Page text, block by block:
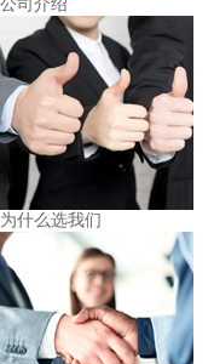
公司介绍
为什么选我们